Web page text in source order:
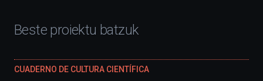
Beste proiektu batzuk
CUADERNO DE CULTURA CIENTÍFICA